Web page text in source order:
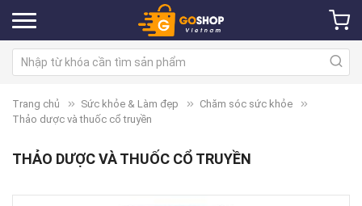
Trang chủ Sức khỏe & Làm đẹp
Chăm sóc sức khỏe
Thảo dược và thuốc cổ truyền
THẢO DƯỢC VÀ THUỐC CỔ TRUYỀN